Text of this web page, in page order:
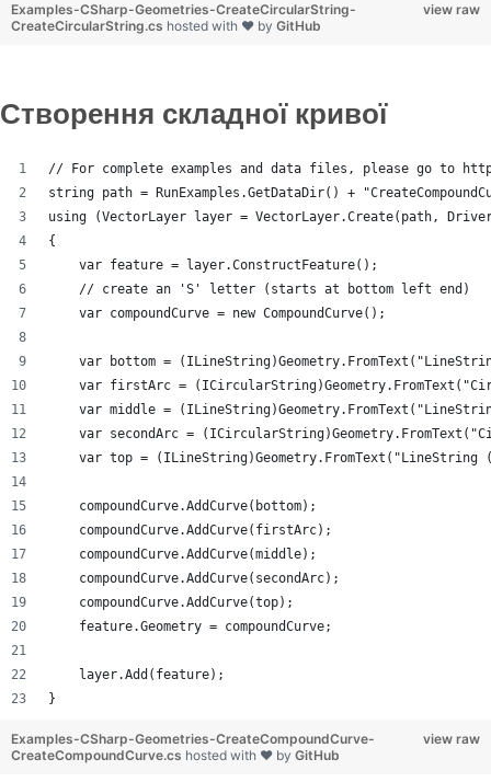
view raw
Examples-CSharp-Geometries-CreateCircularString-
CreateCircularString.cs hosted with ❤ by GitHub
Створення складної кривої
// For complete examples and data files, please go to
string path = RunExamples.GetDataDir() +
using (VectorLayer layer = VectorLayer.Create(path,
{
    var feature = layer.ConstructFeature();
    // create an 'S' letter (starts at bottom left end)
    var compoundCurve = new CompoundCurve();
var bottom =
var firstArc =
var middle =
var secondArc =
var top = (ILineString)Geometry.FromText("LineString
    compoundCurve.AddCurve(bottom);
    compoundCurve.AddCurve(firstArc);
    compoundCurve.AddCurve(middle);
    compoundCurve.AddCurve(secondArc);
    compoundCurve.AddCurve(top);
    feature.Geometry = compoundCurve;
    layer.Add(feature);
}
view raw
Examples-CSharp-Geometries-CreateCompoundCurve-
CreateCompoundCurve.cs hosted with ❤ by GitHub